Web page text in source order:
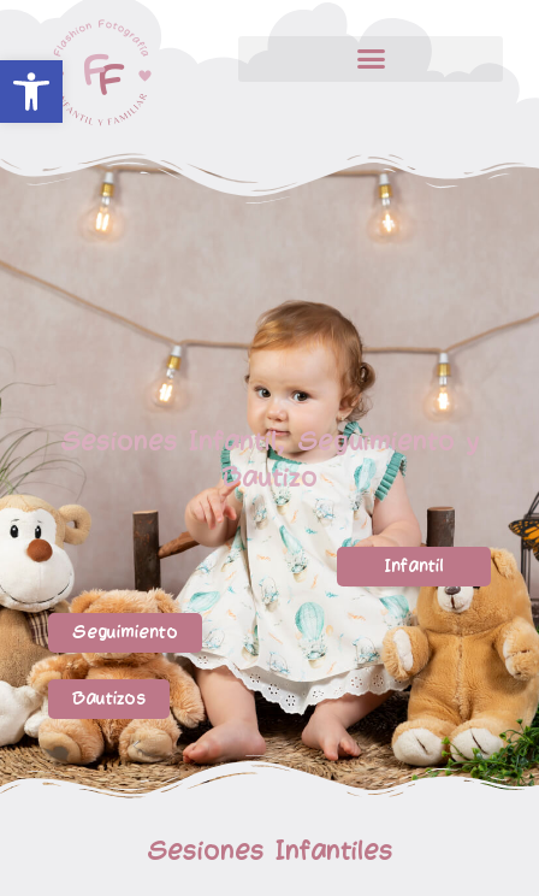
Abrir barra de herramientas
Sesiones Infantil, Seguimiento y
Bautizo
Infantil
Seguimiento
Bautizos
Sesiones Infantiles